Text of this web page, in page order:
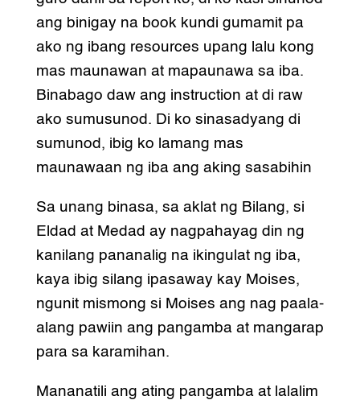
ang binigay na book kundi gumamit pa
ako ng ibang resources upang lalu kong
mas maunawan at mapaunawa sa iba.
Binabago daw ang instruction at di raw
ako sumusunod. Di ko sinasadyang di
sumunod, ibig ko lamang mas
maunawaan ng iba ang aking sasabihin
Sa unang binasa, sa aklat ng Bilang, si
Eldad at Medad ay nagpahayag din ng
kanilang pananalig na ikingulat ng iba,
kaya ibig silang ipasaway kay Moises,
ngunit mismong si Moises ang nag paala-
alang pawiin ang pangamba at mangarap
para sa karamihan.
Mananatili ang ating pangamba at lalalim